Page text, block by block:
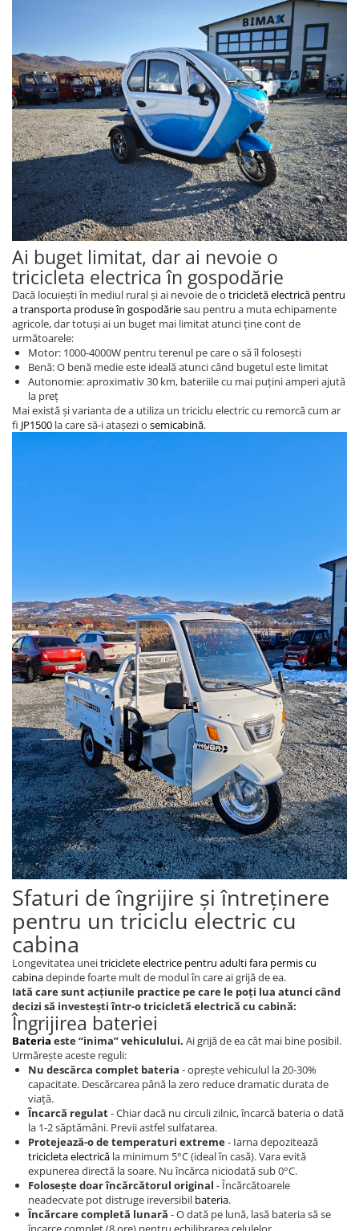
Antifurturi
Cosuri, Cutii, Scaune
Suport Telefoane
Pompe
Diverse Electronice
Husa Tricicleta Electrica
Lumini Bicicleta
Aparatori Noroi Bicicleta
Trolii Electrice
Accesorii Triciclete Electrice
Casti Bike-Moto
Accesorii Trotinete
Produse Resigilate
BMS-uri
Scule si intretinere
Promotiile Lunii
Ulei Diferential Triciclu Electric
Comenzi Ghidon Triciclu Electric
Incarcator Triciclu Electric
Camera Tricicleta Electrica
Cauciuc Tricicleta Electrica
Controller Tricicleta Electrica
Acceleratie Triciclu Electric
Lumini Tricicluri Electrice
Roti, Axe
Cauta piese după Marcă/Model
Piese de Schimb Z-TECH
Piese de schimb KUBA / RKS
Piese de schimb Tornado
Piese de schimb Volta
Piese de schimb scutere City Coco
(Harley)
Piese de schimb Electroride /
OUDIE
Piese de Schimb RDB
Piese de Schimb Jinpeng
Piese de schimb Arora
Piese scutere universale
Senzori, intrerupatoare, electrice
Baterie Scuter Electric
Cauciuc Scuter Electric
Controller Scuter Electric
Incarcator Scuter Electric
Ai buget limitat, dar ai nevoie o
tricicleta electrica în gospodărie
Dacă locuiești în mediul rural și ai nevoie de o tricicletă electrică pentru
a transporta produse în gospodăriesau pentru a muta echipamente
agricole, dar totuși ai un buget mai limitat atunci ține cont de
următoarele:
Motor: 1000-4000W pentru terenul pe care o să îl folosești
Benă: O benă medie este ideală atunci când bugetul este limitat
Autonomie: aproximativ 30 km, bateriile cu mai puțini amperi ajută
la preț
Mai există și varianta de a utiliza un triciclu electric cu remorcă cum ar
fi JP1500 la care să-i atașezi o semicabină.
Sfaturi de îngrijire și întreținere
pentru un triciclu electric cu
cabina
Longevitatea uneitriciclete electrice pentru adulti fara permis cu
cabinadepinde foarte mult de modul în care ai grijă de ea.
Iată care sunt acțiunile practice pe care le poți lua atunci când
decizi să investești într-o tricicletă electrică cu cabină:
Îngrijirea bateriei
Bateria este “inima” vehiculului. Ai grijă de ea cât mai bine posibil.
Urmărește aceste reguli:
Nu descărca complet bateria - oprește vehiculul la 20-30%
capacitate. Descărcarea până la zero reduce dramatic durata de
viață.
Încarcă regulat- Chiar dacă nu circuli zilnic, încarcă bateria o dată
la 1-2 săptămâni. Previi astfel sulfatarea.
Protejează-o de temperaturi extreme- Iarna depozitează
tricicleta electrică la minimum 5°C (ideal în casă). Vara evită
expunerea directă la soare. Nu încărca niciodată sub 0°C.
Folosește doar încărcătorul original - Încărcătoarele
neadecvate pot distruge ireversibil bateria.
Încărcare completă lunară - O dată pe lună, lasă bateria să se